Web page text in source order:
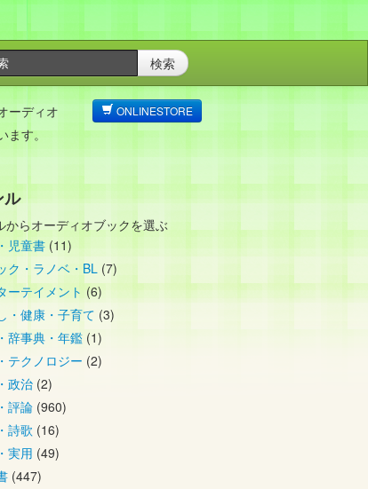
検索
ーディオ
す。
ONLINESTORE
ル
からオーディオブックを選ぶ
児童書 (11)
ク・ラノベ・BL (7)
ーテイメント (6)
・健康・子育て (3)
辞事典・年鑑 (1)
テクノロジー (2)
政治 (2)
評論 (960)
詩歌 (16)
実用 (49)
(447)